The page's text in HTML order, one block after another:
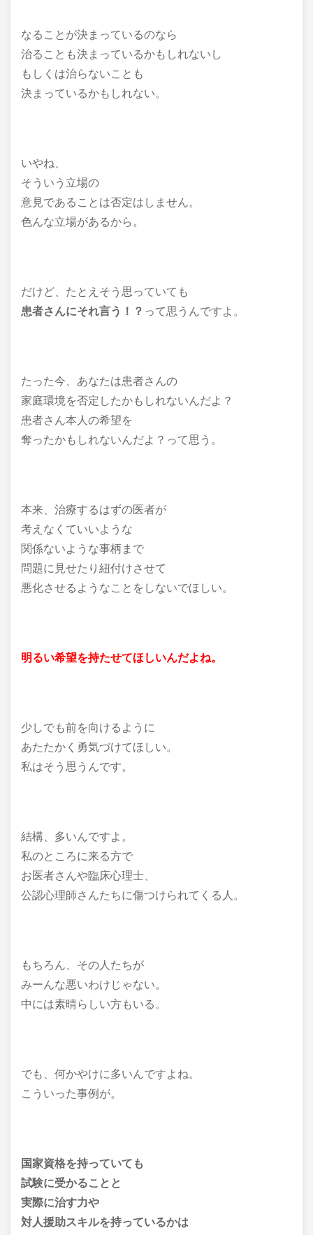
なることが決まっているのなら
治ることも決まっているかもしれないし
もしくは治らないことも
決まっているかもしれない。
いやね、
そういう立場の
意見であることは否定はしません。
色んな立場があるから。
だけど、たとえそう思っていても
患者さんにそれ言う！？ って思うんですよ。
たった今、あなたは患者さんの
家庭環境を否定したかもしれないんだよ？
患者さん本人の希望を
奪ったかもしれないんだよ？って思う。
本来、治療するはずの医者が
考えなくていいような
関係ないような事柄まで
問題に見せたり紐付けさせて
悪化させるようなことをしないでほしい。
明るい希望を持たせてほしいんだよね。
少しでも前を向けるように
あたたかく勇気づけてほしい。
私はそう思うんです。
結構、多いんですよ。
私のところに来る方で
お医者さんや臨床心理士、
公認心理師さんたちに傷つけられてくる人。
もちろん、その人たちが
みーんな悪いわけじゃない。
中には素晴らしい方もいる。
でも、何かやけに多いんですよね。
こういった事例が。
国家資格を持っていても
試験に受かることと
実際に治す力や
対人援助スキルを持っているかは